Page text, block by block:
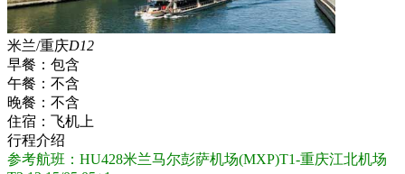
米兰/重庆D12
早餐： 包含
午餐： 不含
晚餐： 不含
住宿： 飞机上
行程介绍
参考航班：HU428米兰马尔彭萨机场(MXP)T1-重庆江北机场